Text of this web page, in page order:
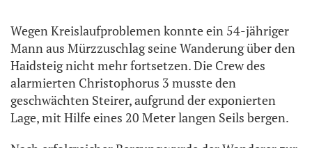
Wegen Kreislaufproblemen konnte ein 54-jähriger
Mann aus Mürzzuschlag seine Wanderung über den
Haidsteig nicht mehr fortsetzen. Die Crew des
alarmierten Christophorus 3 musste den
geschwächten Steirer, aufgrund der exponierten
Lage, mit Hilfe eines 20 Meter langen Seils bergen.